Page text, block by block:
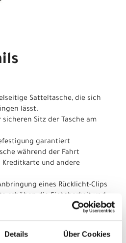
Details Über Cookies
Satteltasche, die sich
lässt.
Sitz der Tasche am
garantiert
während der Fahrt
und andere
eines Rücklicht-Clips
erhöhen die Sichtbarkeit und
Sicherheit